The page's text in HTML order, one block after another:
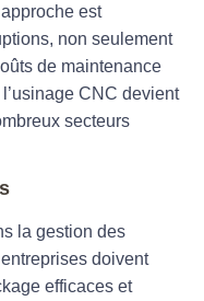
est
non seulement
de maintenance
CNC devient
secteurs
la gestion des
doivent
efficaces et